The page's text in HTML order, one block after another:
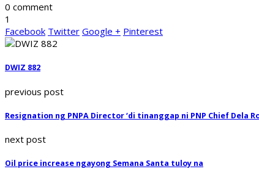
0 comment
1
Facebook Twitter Google + Pinterest
DWIZ 882
previous post
Resignation ng PNPA Director ‘di tinanggap ni PNP Chief Dela
next post
Oil price increase ngayong Semana Santa tuloy na